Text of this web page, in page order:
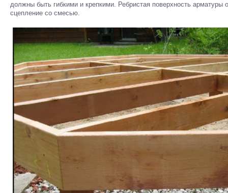
должны быть гибкими и крепкими. Ребристая поверхность арматуры
сцепление со смесью.